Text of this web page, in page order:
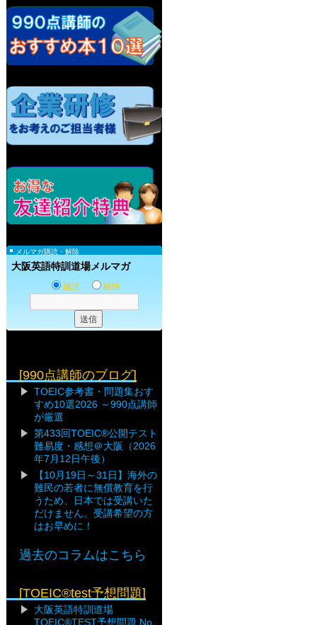
メルマガ購読・解除
大阪英語特訓道場メルマガ
購読 解除
[990点講師のブログ]
TOEIC参考書・問題集おす
すめ10選2026 ～990点講師
が厳選
第433回TOEIC®公開テスト
難易度・感想＠大阪（2026
年7月12日午後）
【10月19日～31日】海外の
難民の若者に無償教育を行
うため、日本では受講いた
だけません。受講希望の方
はお早めに！
過去のコラムはこちら
[TOEIC®test予想問題]
大阪英語特訓道場
TOEIC®TEST予想問題 No.